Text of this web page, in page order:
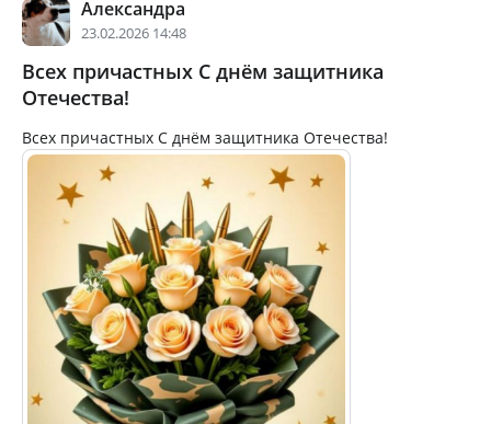
Александра
23.02.2026 14:48
Всех причастных С днём защитника
Отечества!
Всех причастных С днём защитника Отечества!